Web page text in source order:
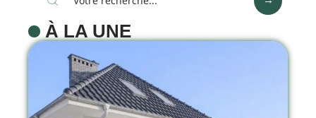
À LA UNE